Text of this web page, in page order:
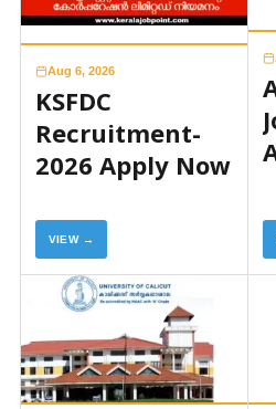
Aug 6, 2026
KSFDC
Recruitment-
2026 Apply Now
VIEW →